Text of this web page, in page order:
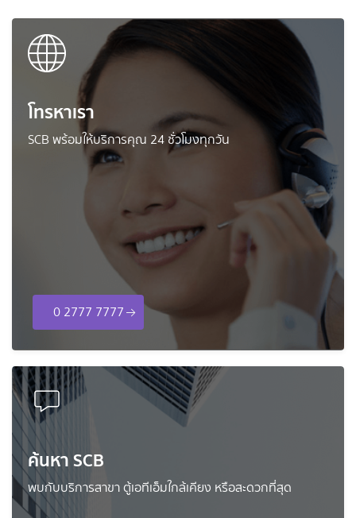
โทรหาเรา
SCB พร้อมให้บริการคุณ 24 ชั่วโมงทุกวัน
0 2777 7777
ค้นหา SCB
พบกับบริการสาขา ตู้เอทีเอ็มใกล้เคียง หรือสะดวกที่สุด